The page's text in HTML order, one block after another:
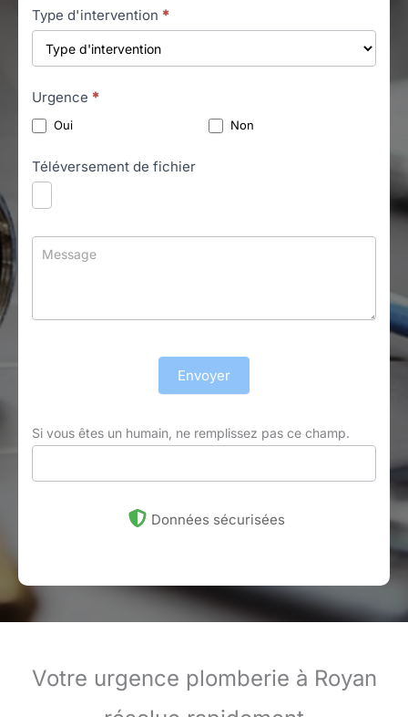
Type d'intervention *
Urgence *
Oui Non
Téléversement de fichier
Envoyer
Si vous êtes un humain, ne remplissez pas ce champ.
Données sécurisées
Votre urgence plomberie à Royan